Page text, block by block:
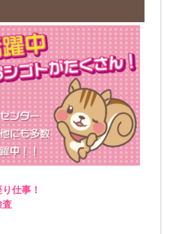
仕事！
査